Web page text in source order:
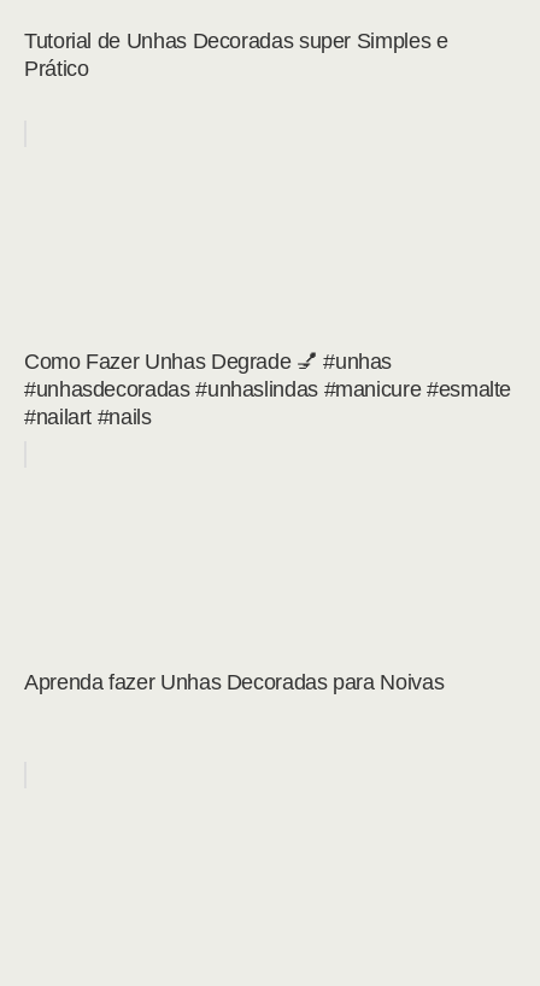
Tutorial de Unhas Decoradas super Simples e
Prático
Como Fazer Unhas Degrade 💅 #unhas
#unhasdecoradas #unhaslindas #manicure #esmalte
#nailart #nails
Aprenda fazer Unhas Decoradas para Noivas